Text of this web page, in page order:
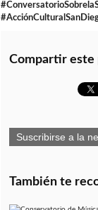
Compartir este
Suscribirse a la
También te